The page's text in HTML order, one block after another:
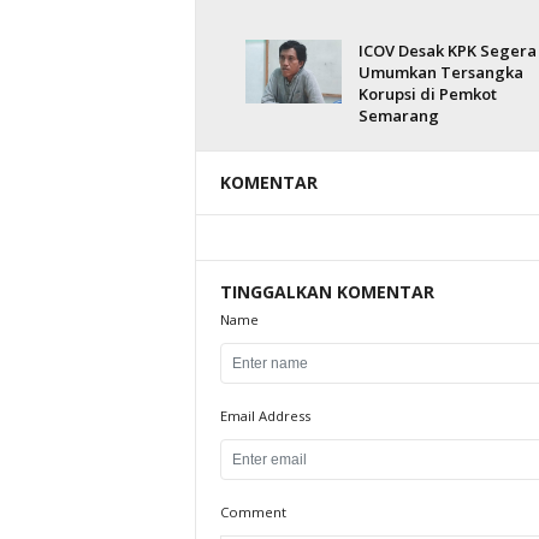
ICOV Desak KPK Segera
Umumkan Tersangka
Korupsi di Pemkot
Semarang
KOMENTAR
TINGGALKAN KOMENTAR
Name
Email Address
Comment